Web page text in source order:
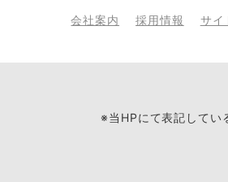
会社案内 採用情報 サイ
※当HPにて表記してい